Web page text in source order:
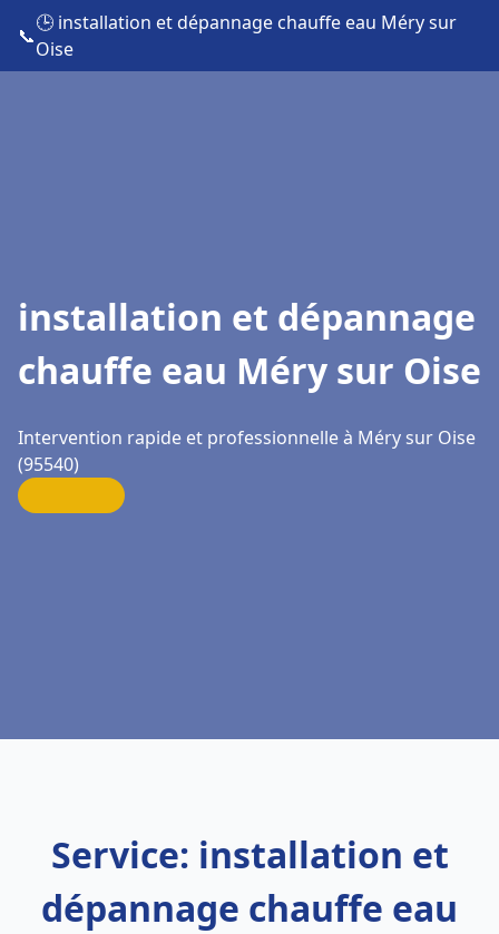
📞
🕒 installation et dépannage chauffe eau Méry sur
Oise
installation et dépannage
chauffe eau Méry sur Oise
Intervention rapide et professionnelle à Méry sur Oise
(95540)
Service: installation et
dépannage chauffe eau